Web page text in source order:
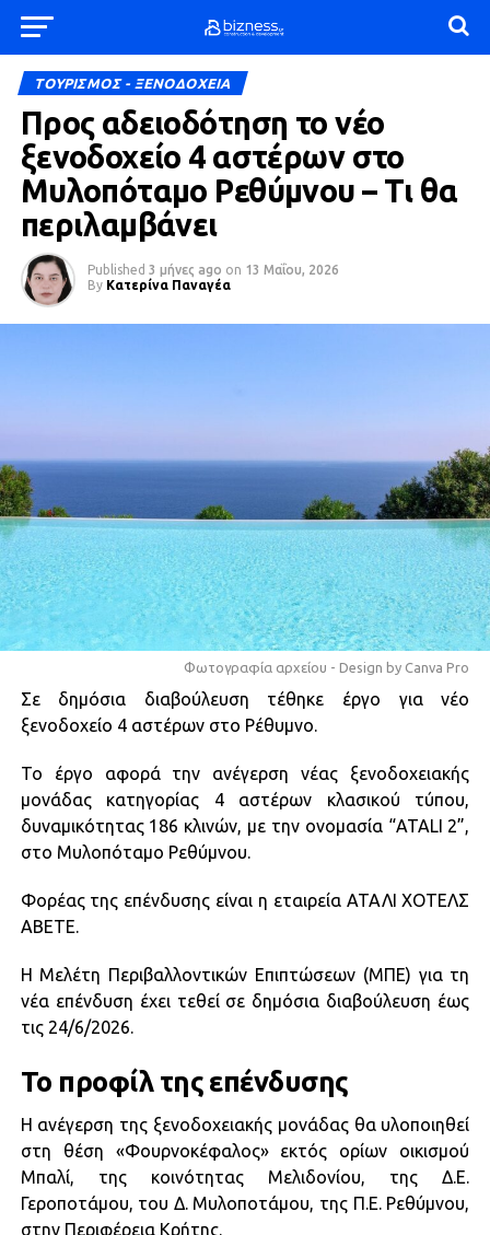
ΤΟΥΡΙΣΜΟΣ - ΞΕΝΟΔΟΧΕΙΑ
Προς αδειοδότηση το νέο
ξενοδοχείο 4 αστέρων στο
Μυλοπόταμο Ρεθύμνου – Τι θα
περιλαμβάνει
Published 3 μήνες ago on 13 Μαΐου, 2026
By Κατερίνα Παναγέα
Φωτογραφία αρχείου - Design by Canva Pro
Σε δημόσια διαβούλευση τέθηκε έργο για νέο
ξενοδοχείο 4 αστέρων στο Ρέθυμνο.
Το έργο αφορά την ανέγερση νέας ξενοδοχειακής
μονάδας κατηγορίας 4 αστέρων κλασικού τύπου,
δυναμικότητας 186 κλινών, με την ονομασία “ATALI 2”,
στο Μυλοπόταμο Ρεθύμνου.
Φορέας της επένδυσης είναι η εταιρεία ΑΤΑΛΙ ΧΟΤΕΛΣ
ΑΒΕΤΕ.
Η Μελέτη Περιβαλλοντικών Επιπτώσεων (ΜΠΕ) για τη
νέα επένδυση έχει τεθεί σε δημόσια διαβούλευση έως
τις 24/6/2026.
Το προφίλ της επένδυσης
Η ανέγερση της ξενοδοχειακής μονάδας θα υλοποιηθεί
στη θέση «Φουρνοκέφαλος» εκτός ορίων οικισμού
Μπαλί, της κοινότητας Μελιδονίου, της Δ.Ε.
Γεροποτάμου, του Δ. Μυλοποτάμου, της Π.Ε. Ρεθύμνου,
στην Περιφέρεια Κρήτης.